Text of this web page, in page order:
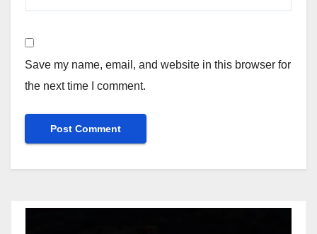
Save my name, email, and website in this browser for
the next time I comment.